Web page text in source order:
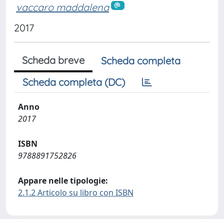
vaccaro maddalena
2017
Scheda breve
Scheda completa
Scheda completa (DC)
Anno
2017
ISBN
9788891752826
Appare nelle tipologie:
2.1.2 Articolo su libro con ISBN